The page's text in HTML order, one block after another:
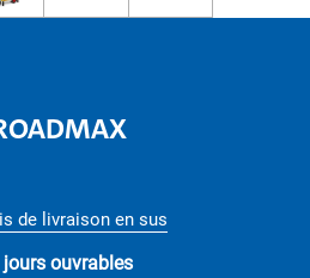
de livraison en sus
ouvrables